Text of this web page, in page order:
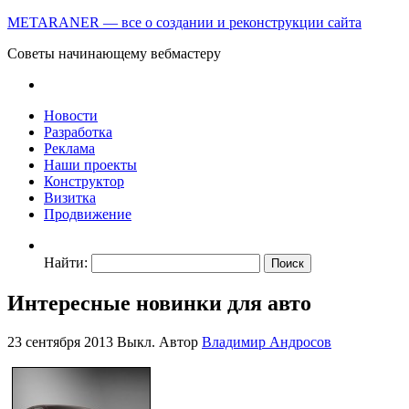
METARANER — все о создании и реконструкции сайта
Советы начинающему вебмастеру
Новости
Разработка
Реклама
Наши проекты
Конструктор
Визитка
Продвижение
Найти:
Интересные новинки для авто
23 сентября 2013 Выкл. Автор Владимир Андросов